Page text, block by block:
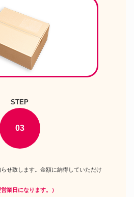
STEP
03
せ致します。金額に納得していただけ
業日になります。）